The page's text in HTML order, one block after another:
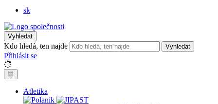
sk
Vyhledat
Kdo hledá, ten najde Vyhledat
Přihlásit se
☰
Atletika